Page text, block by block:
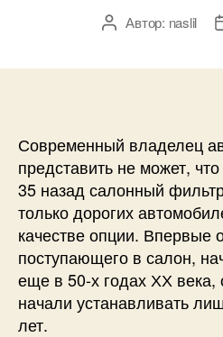
АвторАвтор: naslil
Современный владелец
представить не может,
35 назад салонный
только дорогих
качестве опции. Впервые
поступающего в салон,
еще в 50-х годах ХХ века,
начали устанавливать
лет.